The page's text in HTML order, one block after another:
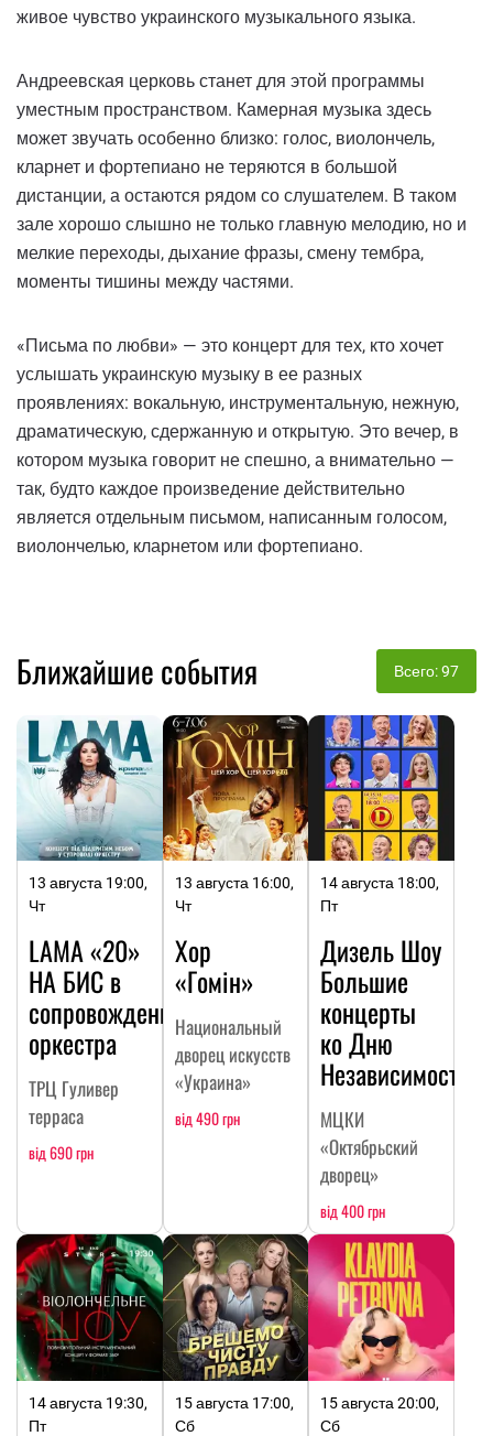
живое чувство украинского музыкального языка.
Андреевская церковь станет для этой программы
уместным пространством. Камерная музыка здесь
может звучать особенно близко: голос, виолончель,
кларнет и фортепиано не теряются в большой
дистанции, а остаются рядом со слушателем. В таком
зале хорошо слышно не только главную мелодию, но и
мелкие переходы, дыхание фразы, смену тембра,
моменты тишины между частями.
«Письма по любви» — это концерт для тех, кто хочет
услышать украинскую музыку в ее разных
проявлениях: вокальную, инструментальную, нежную,
драматическую, сдержанную и открытую. Это вечер, в
котором музыка говорит не спешно, а внимательно —
так, будто каждое произведение действительно
является отдельным письмом, написанным голосом,
виолончелью, кларнетом или фортепиано.
Ближайшие события Всего: 97
13 августа 19:00,
Чт
LAMA «20»
НА БИC в
сопровождении
оркестра
ТРЦ Гуливер
терраса
від 690 грн
13 августа 16:00,
Чт
Хор
«Гомін»
Национальный
дворец искусств
«Украина»
від 490 грн
14 августа 18:00,
Пт
Дизель Шоу
Большие
концерты
ко Дню
Независимости
МЦКИ
«Октябрьский
дворец»
від 400 грн
14 августа 19:30,
Пт
15 августа 17:00,
Сб
15 августа 20:00,
Сб